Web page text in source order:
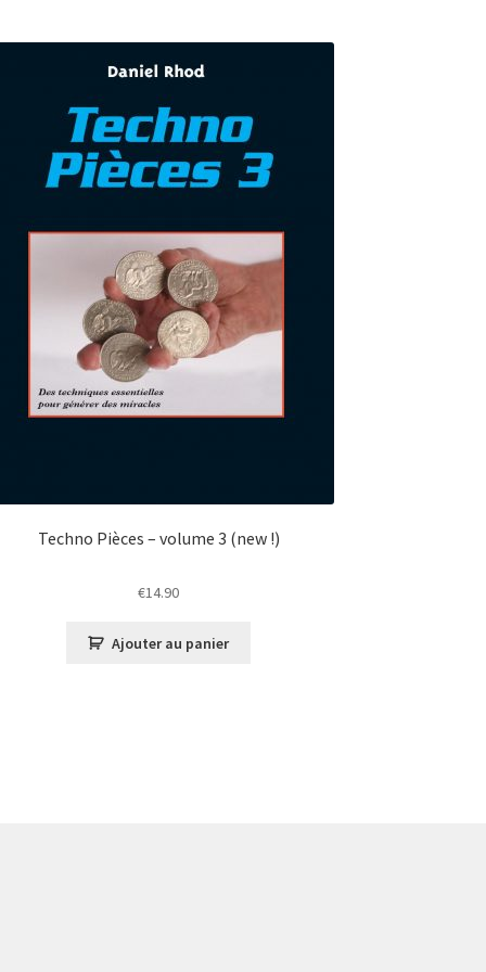
Techno Pièces – volume 3 (new !)
€14.90
Ajouter au panier